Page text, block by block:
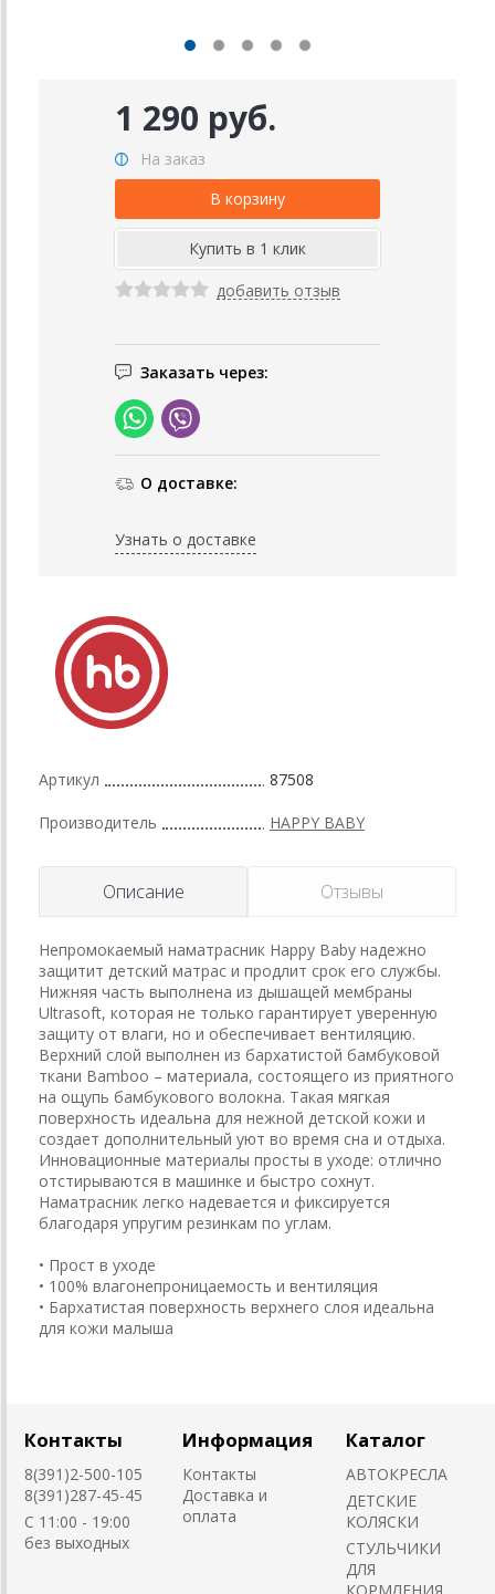
1 290 руб.
На заказ
добавить отзыв
Заказать через:
О доставке:
Узнать о доставке
Артикул 87508
Производитель HAPPY BABY
Описание Отзывы
Непромокаемый наматрасник Happy Baby надежно
защитит детский матрас и продлит срок его службы.
Нижняя часть выполнена из дышащей мембраны
Ultrasoft, которая не только гарантирует уверенную
защиту от влаги, но и обеспечивает вентиляцию.
Верхний слой выполнен из бархатистой бамбуковой
ткани Bamboo – материала, состоящего из приятного
на ощупь бамбукового волокна. Такая мягкая
поверхность идеальна для нежной детской кожи и
создает дополнительный уют во время сна и отдыха.
Инновационные материалы просты в уходе: отлично
отстирываются в машинке и быстро сохнут.
Наматрасник легко надевается и фиксируется
благодаря упругим резинкам по углам.
• Прост в уходе
• 100% влагонепроницаемость и вентиляция
• Бархатистая поверхность верхнего слоя идеальна
для кожи малыша
Контакты
8(391)2-500-105
8(391)287-45-45
C 11:00 - 19:00
без выходных
Информация
Контакты
Доставка и
оплата
Каталог
АВТОКРЕСЛА
ДЕТСКИЕ
КОЛЯСКИ
CТУЛЬЧИКИ
ДЛЯ